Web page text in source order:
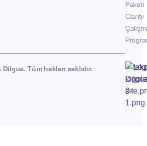
Paketi
Clarity
Dilgua. Tüm hakları saklıdır.